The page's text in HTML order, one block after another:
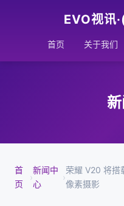
EVO视讯
首页 关于我们
首
页
›
新闻中
心
›
荣耀 V20 将搭
像素摄影